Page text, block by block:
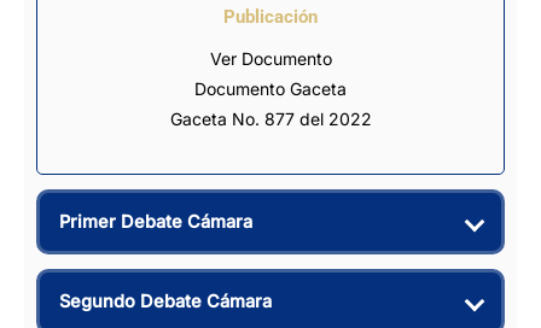
Publicación
Ver Documento
Documento Gaceta
Gaceta No. 877 del 2022
Primer Debate Cámara
Segundo Debate Cámara